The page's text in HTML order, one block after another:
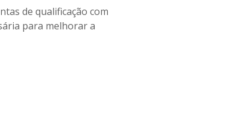
de qualificação com
para melhorar a